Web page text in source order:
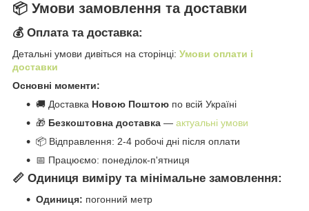
📦 Умови замовлення та доставки
💰 Оплата та доставка:
Детальні умови дивіться на сторінці: Умови оплати і
доставки
Основні моменти:
🚚 Доставка Новою Поштою по всій Україні
🎁 Безкоштовна доставка — актуальні умови
📦 Відправлення: 2-4 робочі дні після оплати
📅 Працюємо: понеділок-п'ятниця
📏 Одиниця виміру та мінімальне замовлення:
Одиниця: погонний метр